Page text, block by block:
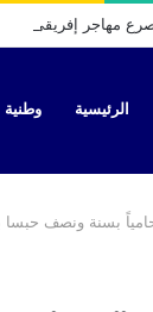
مهاجر إفريقي
الرئيسية وطنية
بسنة ونصف